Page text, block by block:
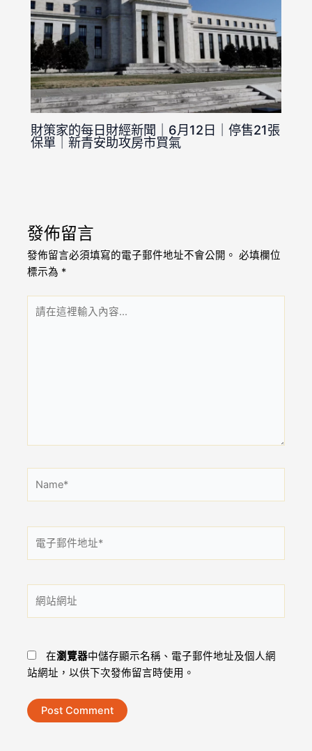
財策家的每日財經新聞｜6月12日｜停售21張
保單｜新青安助攻房市買氣
發佈留言
發佈留言必須填寫的電子郵件地址不會公開。 必填欄位
標示為 *
在
子
件
地
址
站
在瀏覽器中儲存顯示名稱、電子郵件地址及個人網
站網址，以供下次發佈留言時使用。